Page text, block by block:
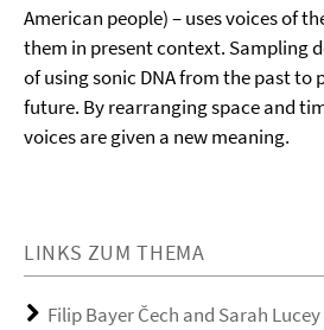
American people) – uses voices of
them in present context. Sampling
of using sonic DNA from the past to
future. By rearranging space and
voices are given a new meaning.
LINKS ZUM THEMA
Filip Bayer Čech and Sarah